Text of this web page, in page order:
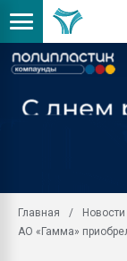
Главная
Новости
АО «Гамма»